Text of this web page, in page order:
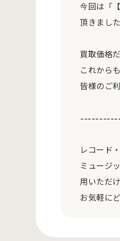
今回は「
頂きました
買取価格
これから
皆様のご
レコード
ミュージ
用いただ
お気軽に